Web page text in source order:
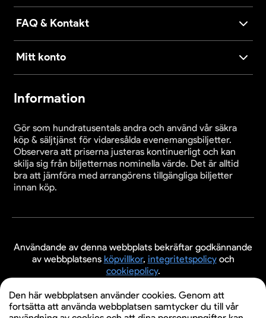
FAQ & Kontakt
Mitt konto
Information
Gör som hundratusentals andra och använd vår säkra
köp & säljtjänst för vidaresålda evenemangsbiljetter.
Observera att priserna justeras kontinuerligt och kan
skilja sig från biljetternas nominella värde. Det är alltid
bra att jämföra med arrangörens tillgängliga biljetter
innan köp.
Användande av denna webbplats bekräftar godkännande
av webbplatsens köpvillkor, integritetspolicyoch
cookiepolicy.
© 2026 Evenemangsbiljetter.se
Den här webbplatsen använder cookies. Genom att
fortsätta att använda webbplatsen samtycker du till vår